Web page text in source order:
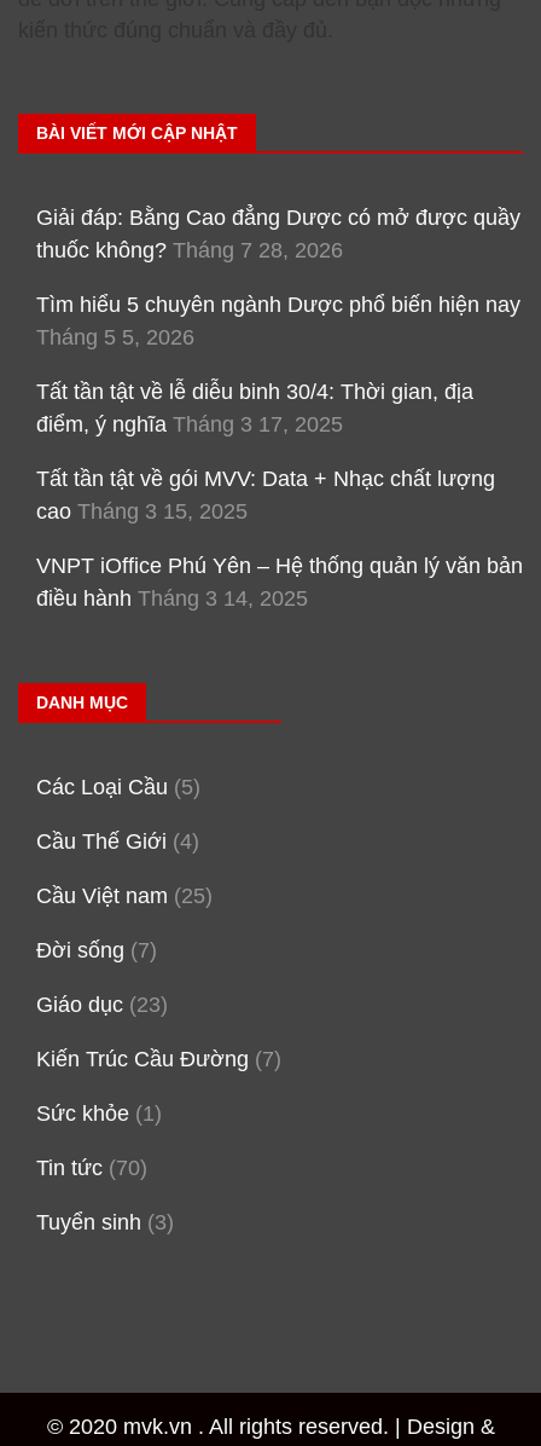
BÀI VIẾT MỚI CẬP NHẬT
Giải đáp: Bằng Cao đẳng Dược có mở được quầy
thuốc không? Tháng 7 28, 2026
Tìm hiểu 5 chuyên ngành Dược phổ biến hiện nay
Tháng 5 5, 2026
Tất tần tật về lễ diễu binh 30/4: Thời gian, địa
điểm, ý nghĩa Tháng 3 17, 2025
Tất tần tật về gói MVV: Data + Nhạc chất lượng
cao Tháng 3 15, 2025
VNPT iOffice Phú Yên – Hệ thống quản lý văn bản
điều hành Tháng 3 14, 2025
DANH MỤC
Các Loại Cầu (5)
Cầu Thế Giới (4)
Cầu Việt nam (25)
Đời sống (7)
Giáo dục (23)
Kiến Trúc Cầu Đường (7)
Sức khỏe (1)
Tin tức (70)
Tuyển sinh (3)
© 2020 mvk.vn . All rights reserved. | Design &